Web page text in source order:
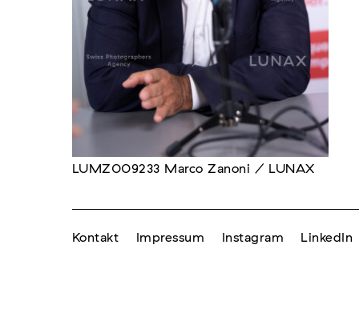
LUMZ009233 Marco Zanoni / LUNAX
Kontakt Impressum Instagram LinkedIn